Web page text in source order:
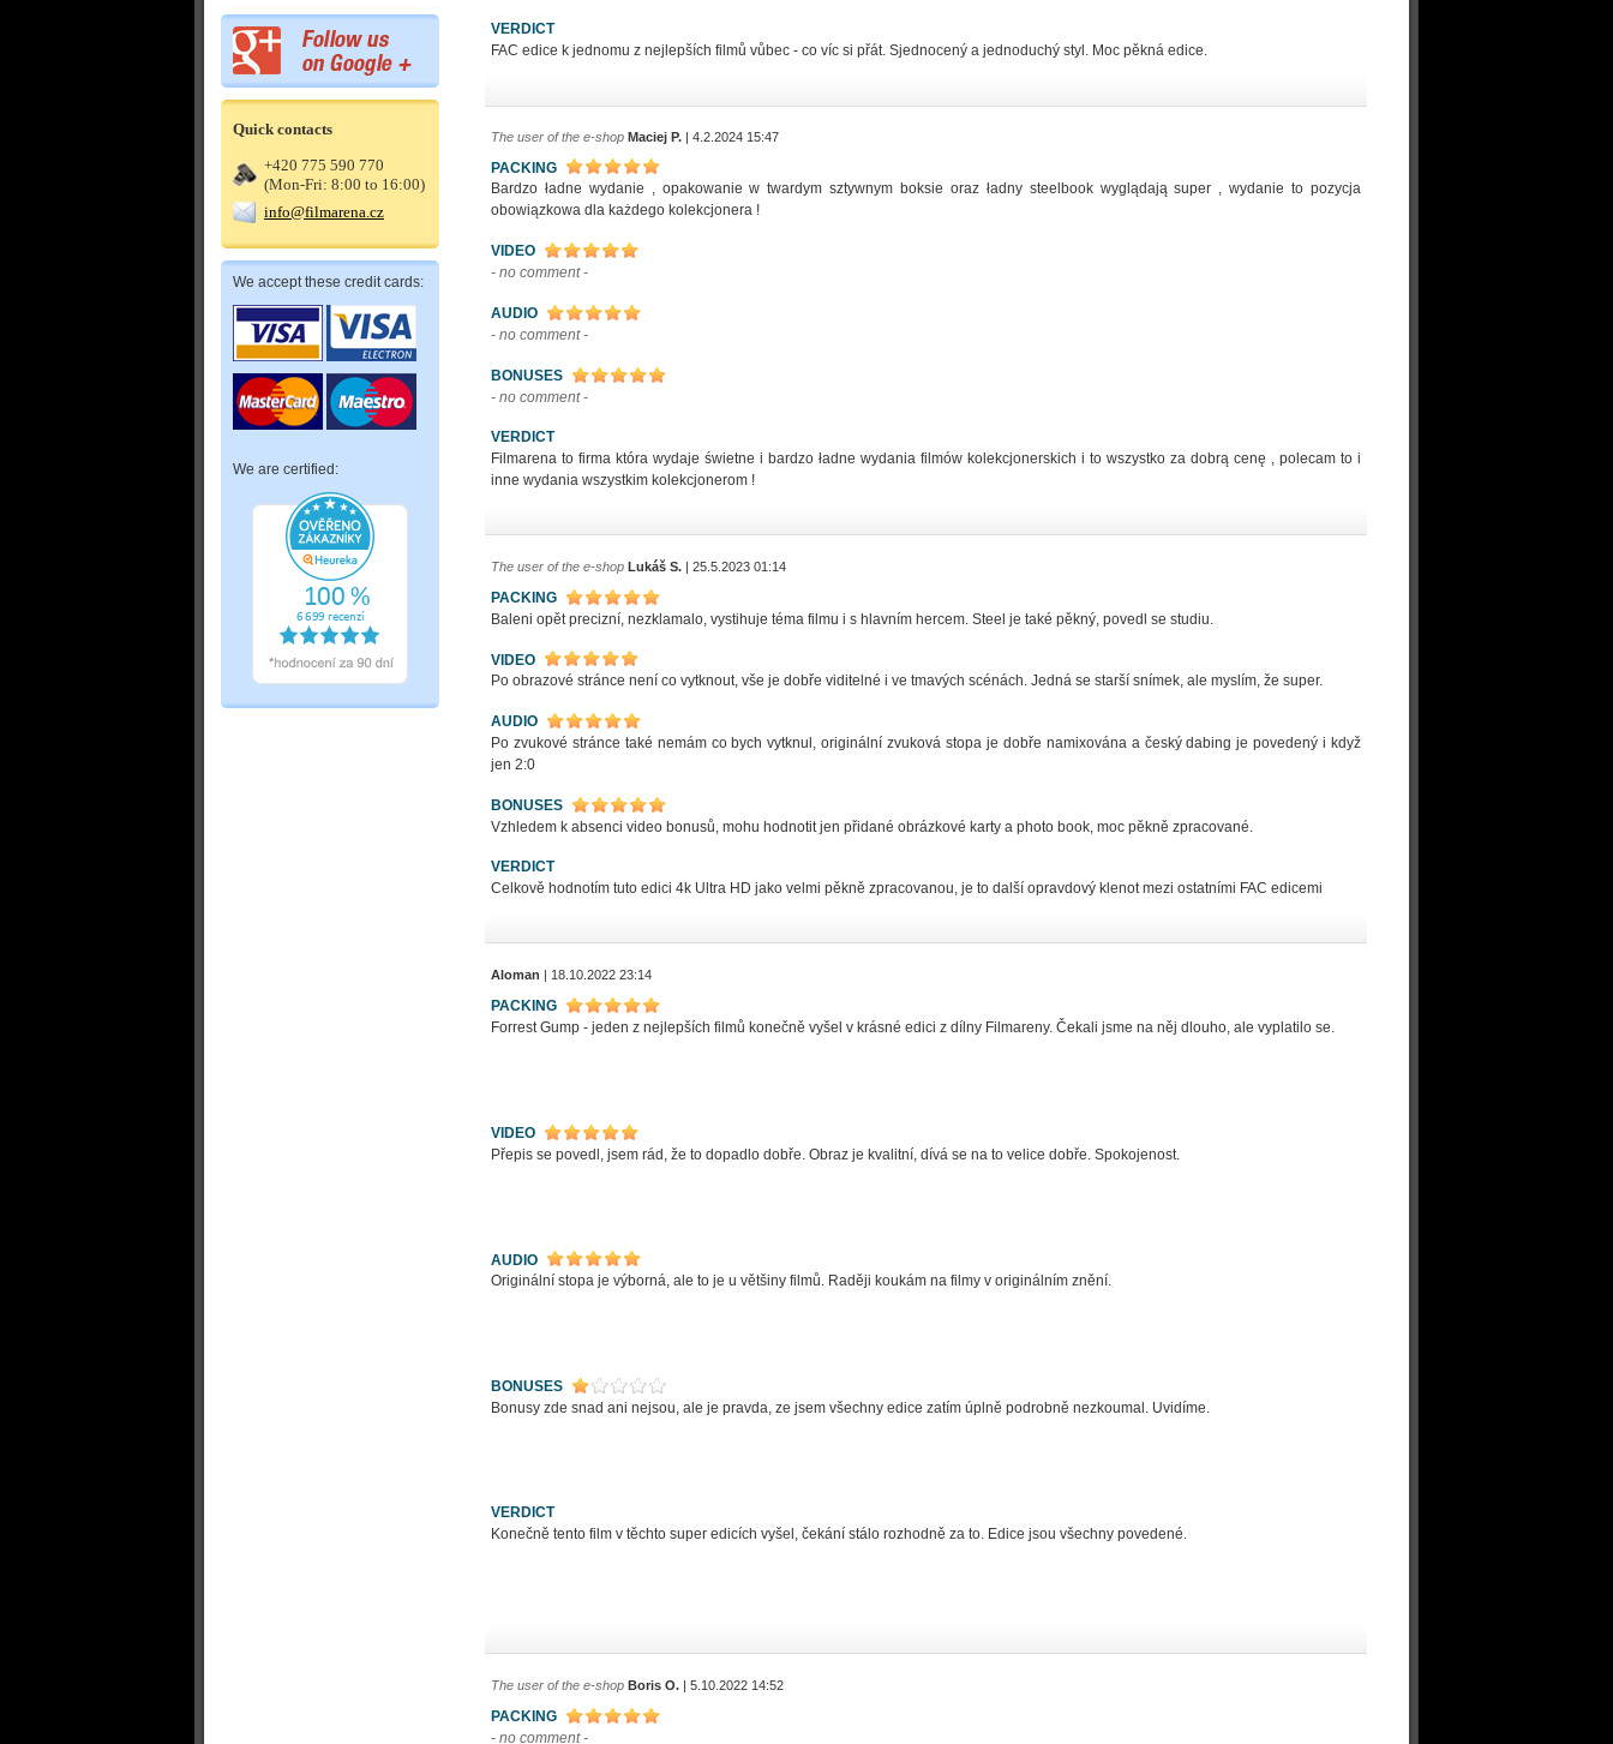
Quick contacts
+420 775 590 770
(Mon-Fri: 8:00 to 16:00)
info@filmarena.cz
We accept these credit cards:
We are certified:
VERDICT
FAC edice k jednomu z nejlepších filmů vůbec - co víc si přát. Sjednocený a jednoduchý styl. Moc pěkná edice.
The user of the e-shop Maciej P. | 4.2.2024 15:47
PACKING
Bardzo ładne wydanie , opakowanie w twardym sztywnym boksie oraz ładny steelbook wyglądają super , wydanie to pozycja
obowiązkowa dla każdego kolekcjonera !
VIDEO
- no comment -
AUDIO
- no comment -
BONUSES
- no comment -
VERDICT
Filmarena to firma która wydaje świetne i bardzo ładne wydania filmów kolekcjonerskich i to wszystko za dobrą cenę , polecam to i
inne wydania wszystkim kolekcjonerom !
The user of the e-shop Lukáš S. | 25.5.2023 01:14
PACKING
Baleni opět precizní, nezklamalo, vystihuje téma filmu i s hlavním hercem. Steel je také pěkný, povedl se studiu.
VIDEO
Po obrazové stránce není co vytknout, vše je dobře viditelné i ve tmavých scénách. Jedná se starší snímek, ale myslím, že super.
AUDIO
Po zvukové stránce také nemám co bych vytknul, originální zvuková stopa je dobře namixována a český dabing je povedený i když
jen 2:0
BONUSES
Vzhledem k absenci video bonusů, mohu hodnotit jen přidané obrázkové karty a photo book, moc pěkně zpracované.
VERDICT
Celkově hodnotím tuto edici 4k Ultra HD jako velmi pěkně zpracovanou, je to další opravdový klenot mezi ostatními FAC edicemi
Aloman | 18.10.2022 23:14
PACKING
Forrest Gump - jeden z nejlepších filmů konečně vyšel v krásné edici z dílny Filmareny. Čekali jsme na něj dlouho, ale vyplatilo se.
VIDEO
Přepis se povedl, jsem rád, že to dopadlo dobře. Obraz je kvalitní, dívá se na to velice dobře. Spokojenost.
AUDIO
Originální stopa je výborná, ale to je u většiny filmů. Raději koukám na filmy v originálním znění.
BONUSES
Bonusy zde snad ani nejsou, ale je pravda, ze jsem všechny edice zatím úplně podrobně nezkoumal. Uvidíme.
VERDICT
Konečně tento film v těchto super edicích vyšel, čekání stálo rozhodně za to. Edice jsou všechny povedené.
The user of the e-shop Boris O. | 5.10.2022 14:52
PACKING
- no comment -